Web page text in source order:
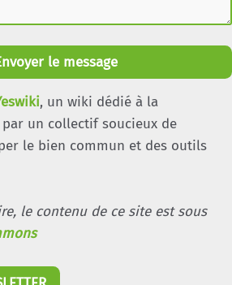
le message
, un wiki dédié à la
un collectif soucieux de
le bien commun et des outils
le contenu de ce site est sous